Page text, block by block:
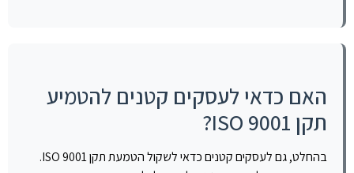
האם כדאי לעסקים קטנים להטמיע
תקן ISO 9001?
בהחלט, גם לעסקים קטנים כדאי לשקול הטמעת תקן ISO 9001.